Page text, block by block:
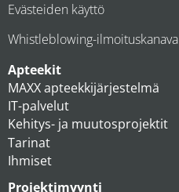
Evästeiden käyttö
Whistleblowing-ilmoituskanava
Apteekit
MAXX apteekkijärjestelmä
IT-palvelut
Kehitys- ja muutosprojektit
Tarinat
Ihmiset
Projektimyynti